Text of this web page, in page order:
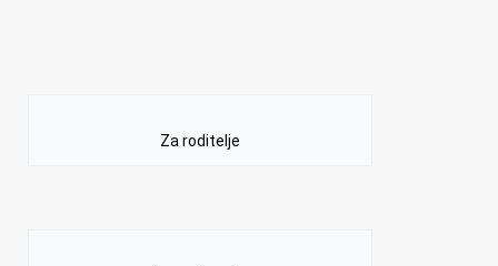
Za roditelje